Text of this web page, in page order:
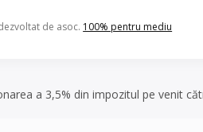
de asoc. 100% pentru mediu
a 3,5% din impozitul pe venit